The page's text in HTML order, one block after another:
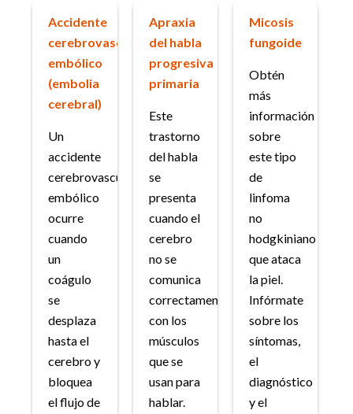
Accidente
cerebrovascular
embólico
(embolia
cerebral)
Un
accidente
cerebrovascular
embólico
ocurre
cuando
un
coágulo
se
desplaza
hasta el
cerebro y
bloquea
el flujo de
Apraxia
del habla
progresiva
primaria
Este
trastorno
del habla
se
presenta
cuando el
cerebro
no se
comunica
correctamente
con los
músculos
que se
usan para
hablar.
Micosis
fungoide
Obtén
más
información
sobre
este tipo
de
linfoma
no
hodgkiniano
que ataca
la piel.
Infórmate
sobre los
síntomas,
el
diagnóstico
y el